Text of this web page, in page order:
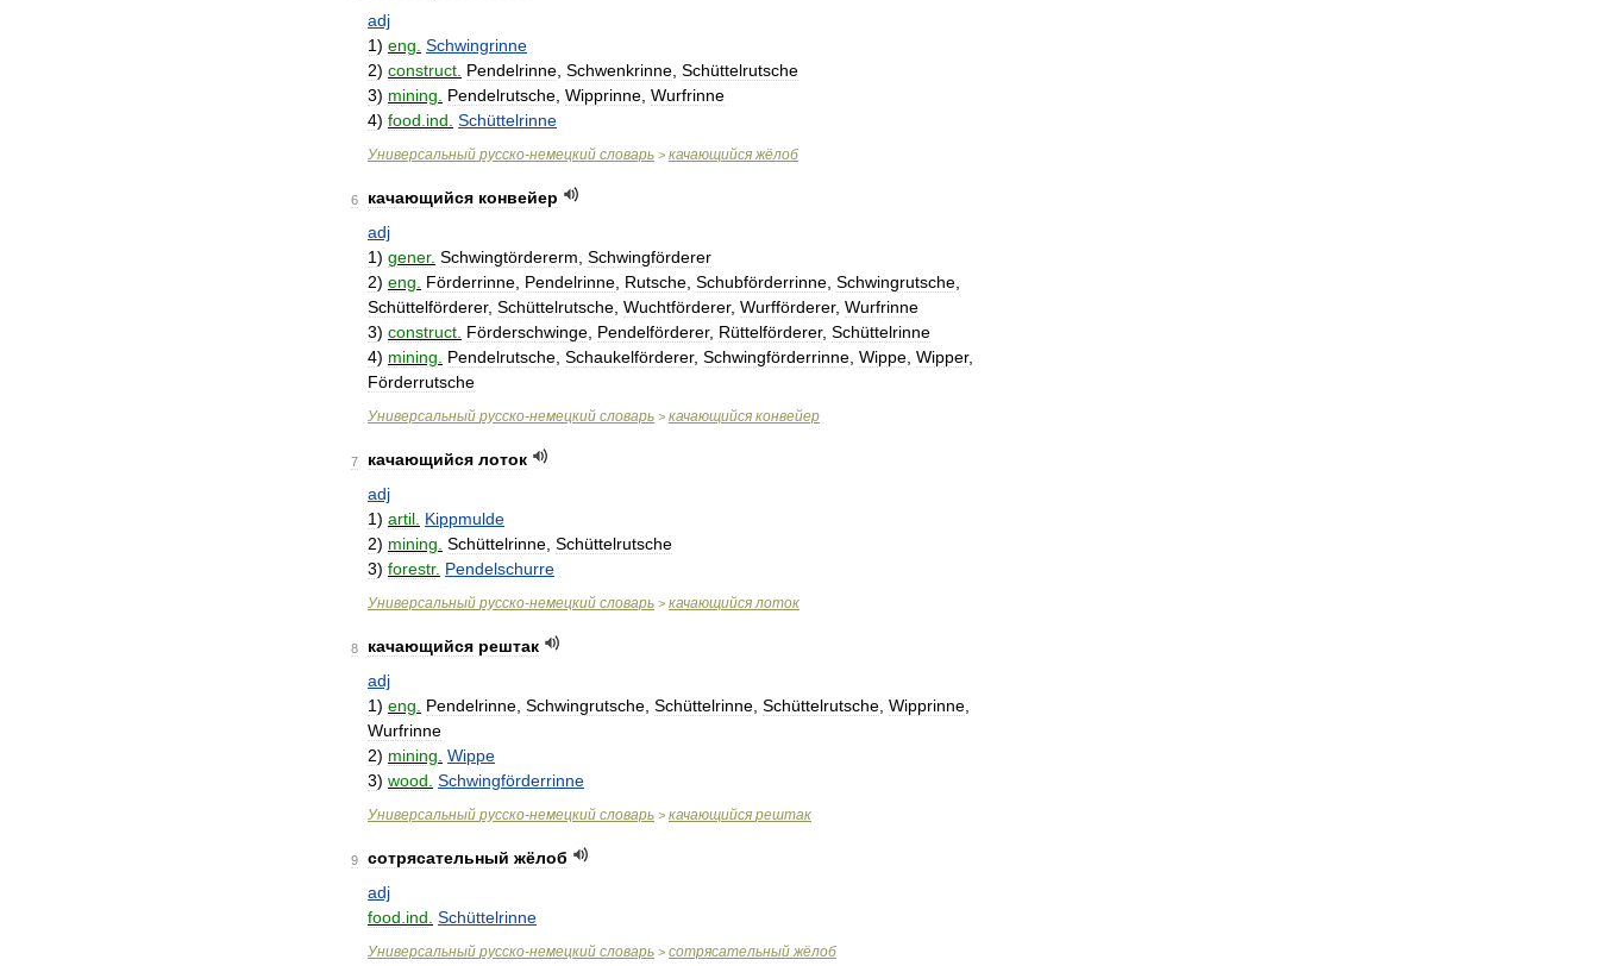
adj
1) eng Schwingrinne
2) construct Pendelrinne Schwenkrinne Schüttelrutsche
3) mining Pendelrutsche Wipprinne Wurfrinne
4) food ind Schüttelrinne
Универсальный русско-немецкий словарь > качающийся жёлоб
6 качающийся конвейер
adj
1) gener. Schwingtördererm Schwingförderer
2) eng Förderrinne Pendelrinne Rutsche Schubförderrinne Schwingrutsche
Schüttelförderer, Schüttelrutsche Wuchtförderer, Wurfförderer, Wurfrinne
3) construct Förderschwinge Pendelförderer, Rüttelförderer, Schüttelrinne
4) mining Pendelrutsche Schaukelförderer, Schwingförderrinne Wippe Wipper,
Förderrutsche
Универсальный русско-немецкий словарь > качающийся конвейер
7 качающийся лоток
adj
1) artil Kippmulde
2) mining Schüttelrinne Schüttelrutsche
3) forestr. Pendelschurre
Универсальный русско-немецкий словарь > качающийся лоток
8 качающийся рештак
adj
1) eng Pendelrinne Schwingrutsche Schüttelrinne Schüttelrutsche Wipprinne
Wurfrinne
2) mining Wippe
3) wood Schwingförderrinne
Универсальный русско-немецкий словарь > качающийся рештак
9 сотрясательный жёлоб
adj
food ind Schüttelrinne
Универсальный русско-немецкий словарь > сотрясательный жёлоб